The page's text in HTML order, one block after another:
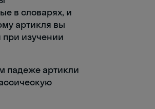
в словарях, и
артикля вы
при изучении
падеже артикли